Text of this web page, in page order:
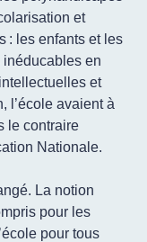
et
: les enfants et les
en
et
l’école avaient à
le contraire
Nationale.
La notion
pour les
pour tous